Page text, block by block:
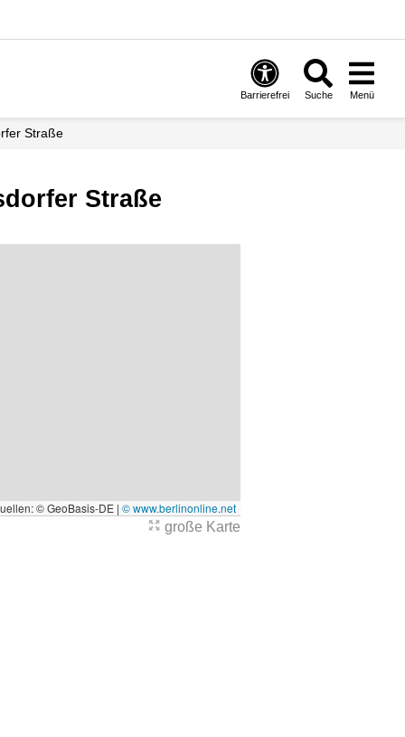
Barrierefrei Suche Menü
Straße
Straße
© GeoBasis-DE | © www.berlinonline.net
große Karte